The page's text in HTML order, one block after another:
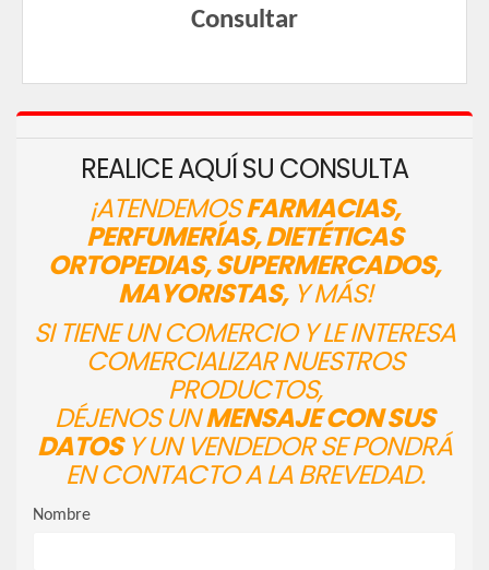
Consultar
REALICE AQUÍ SU CONSULTA
¡ATENDEMOSFARMACIAS,
PERFUMERÍAS, DIETÉTICAS
ORTOPEDIAS, SUPERMERCADOS,
MAYORISTAS,Y MÁS!
SI TIENE UN COMERCIO Y LE INTERESA
COMERCIALIZAR NUESTROS
PRODUCTOS,
DÉJENOS UNMENSAJE CON SUS
DATOSY UN VENDEDOR SE PONDRÁ
EN CONTACTO A LA BREVEDAD.
Nombre